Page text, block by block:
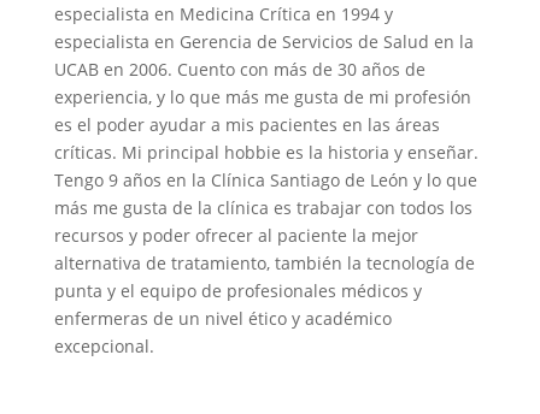
especialista en Medicina Crítica en 1994 y
especialista en Gerencia de Servicios de Salud en la
UCAB en 2006. Cuento con más de 30 años de
experiencia, y lo que más me gusta de mi profesión
es el poder ayudar a mis pacientes en las áreas
críticas. Mi principal hobbie es la historia y enseñar.
Tengo 9 años en la Clínica Santiago de León y lo que
más me gusta de la clínica es trabajar con todos los
recursos y poder ofrecer al paciente la mejor
alternativa de tratamiento, también la tecnología de
punta y el equipo de profesionales médicos y
enfermeras de un nivel ético y académico
excepcional.